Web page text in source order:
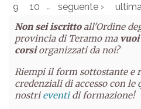
9
10 … seguente ›
Non sei iscrittoall'Ordine
provincia di Teramo ma
corsiorganizzati da noi?
Riempi il form sottostante e
credenziali di accesso con
nostrieventidi formazione!